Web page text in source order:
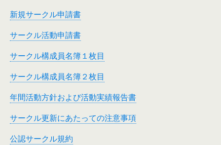
新規サークル申請書
サークル活動申請書
サークル構成員名簿１枚目
サークル構成員名簿２枚目
年間活動方針および活動実績報告書
サークル更新にあたっての注意事項
公認サークル規約